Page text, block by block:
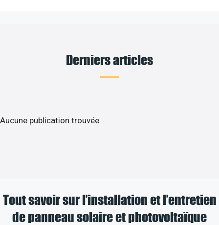
Derniers articles
Aucune publication trouvée.
Tout savoir sur l’installation et l’entretien
de panneau solaire et photovoltaïque